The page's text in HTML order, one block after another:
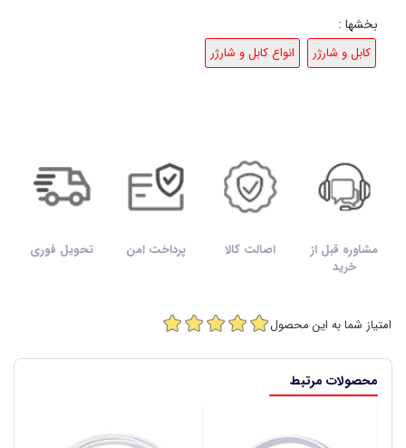
بخشها :
کابل و شارژر انواع کابل و شارژر
مشاوره قبل از
خرید
اصالت کالا پرداخت امن تحویل فوری
امتیاز شما به این محصول
محصولات مرتبط